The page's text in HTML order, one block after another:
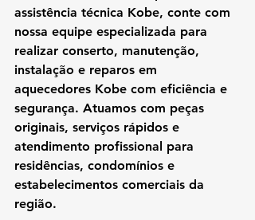
assistência técnica Kobe, conte com
nossa equipe especializada para
realizar conserto, manutenção,
instalação e reparos em
aquecedores Kobe com eficiência e
segurança. Atuamos com peças
originais, serviços rápidos e
atendimento profissional para
residências, condomínios e
estabelecimentos comerciais da
região.